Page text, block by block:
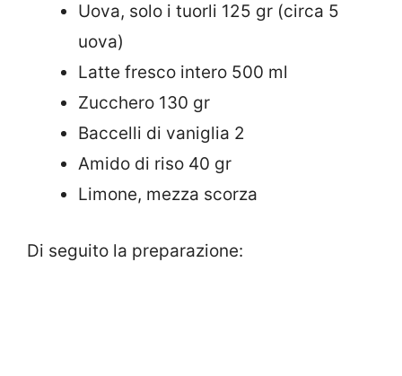
Uova, solo i tuorli 125 gr (circa 5
uova)
Latte fresco intero 500 ml
Zucchero 130 gr
Baccelli di vaniglia 2
Amido di riso 40 gr
Limone, mezza scorza
Di seguito la preparazione: